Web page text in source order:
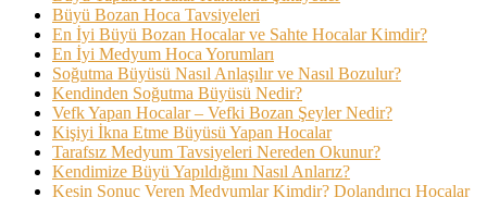
Büyü Bozan Hoca Tavsiyeleri
En İyi Büyü Bozan Hocalar ve Sahte Hocalar Kimdir?
En İyi Medyum Hoca Yorumları
Soğutma Büyüsü Nasıl Anlaşılır ve Nasıl Bozulur?
Kendinden Soğutma Büyüsü Nedir?
Vefk Yapan Hocalar – Vefki Bozan Şeyler Nedir?
Kişiyi İkna Etme Büyüsü Yapan Hocalar
Tarafsız Medyum Tavsiyeleri Nereden Okunur?
Kendimize Büyü Yapıldığını Nasıl Anlarız?
Kesin Sonuç Veren Medyumlar Kimdir? Dolandırıcı Hocalar